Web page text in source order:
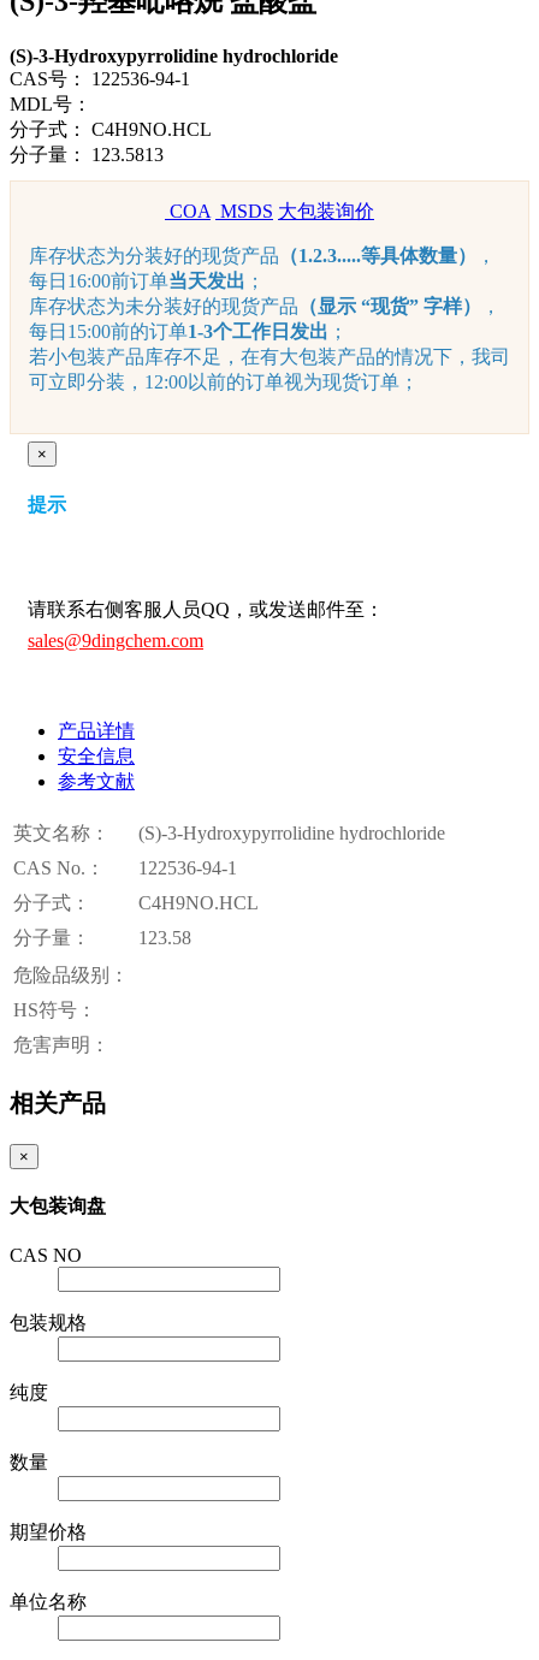
(S)-3-Hydroxypyrrolidine hydrochloride
CAS号：
122536-94-1
MDL号：
分子式：
C4H9NO.HCL
分子量：
123.5813
COA MSDS 大包装询价
库存状态为分装好的现货产品 （1.2.3.....等具体数量）
，
每日16:00前订单当天发出 ；
库存状态为未分装好的现货产品 （显示 “现货” 字样）
，
每日15:00前的订单1-3个工作日发出 ；
若小包装产品库存不足，在有大包装产品的情况下，我司
可立即分装，12:00以前的订单视为现货订单；
×
提示
请联系右侧客服人员QQ，或发送邮件至：
sales@9dingchem.com
产品详情
安全信息
参考文献
英文名称：
(S)-3-Hydroxypyrrolidine hydrochloride
CAS No.：
122536-94-1
分子式：
C4H9NO.HCL
分子量：
123.58
危险品级别：
HS符号：
危害声明：
相关产品
×
大包装询盘
CAS NO
包装规格
纯度
数量
期望价格
单位名称